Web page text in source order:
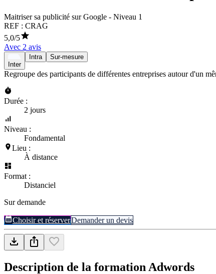
Maitriser sa publicité sur Google - Niveau 1
REF : CRAG
5,0/5
Avec 2 avis
Inter
Intra Sur-mesure
Regroupe des participants de différentes entreprises autour d'un
Durée :
2 jours
Niveau :
Fondamental
Lieu :
À distance
Format :
Distanciel
Sur demande
Choisir et réserverDemander un devis
Description de la formation Adwords